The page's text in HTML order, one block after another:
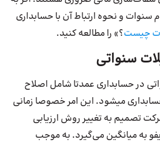
و نحوه ارتباط آن با حسابداری
چیست؟» را مطالعه کنید.
سنواتی
در حسابداری عمدتا شامل اصلاح
اشتباهات و تغییر رویه‌های حسابداری می‎شود. این امر خصوصا زمانی
تصمیم به تغییر روش ارزیابی
به میانگین می‌گیرد. به موجب